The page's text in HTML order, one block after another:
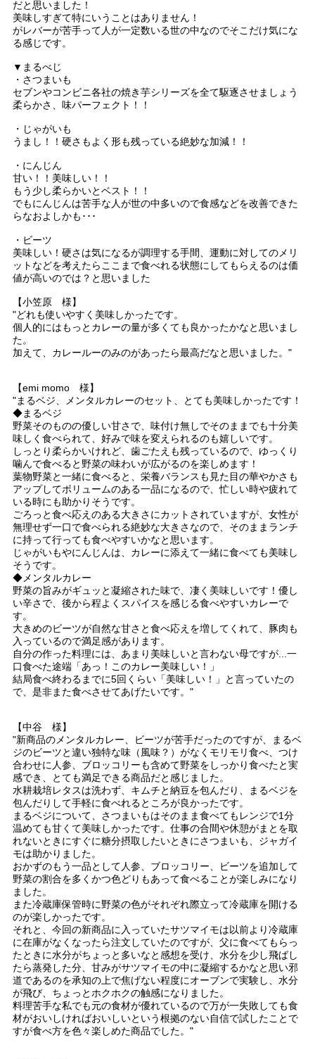
だと思いました！
美味しすぎて特にいうことはありません！
がレバーが苦手って人が一定数いる世の中なのでそこだけ気にな
る感じです。
▼まるべじ
・さつまいも
セブンやコンビニ各社の焼き芋シリーズを全て駆逐させましょう
柔らかさ、味パーフェクト！！
・じゃがいも
うまし！！硬さもよく形も残っている絶妙な加減！！
・にんじん
甘い！！美味しい！！
もう少し柔らかいとベスト！！
でもにんじんは苦手な人が世の中多いので食感などを改善できた
らなおよしかも･･･
・ビーツ
美味しい！硬さは気になるが調理する手間、運動に対してのメリ
ットなどを考えたらここまで食べれる状態にしてもらえるのは価
値が高いのでは？と思いました
【小笠原 様】
"どれも使いやすく美味しかったです。
個人的にはもっとカレーの量が多くても良かったかなと思いまし
た。
加えて、カレールーのみのがあったら最高だなと思いました。"
【emi momo 様】
"まるベジ、メンタルカレーのセット、とても美味しかったです！
◆まるベジ
野菜そのものの優しい甘さで、味付け無しでそのままでも十分美
味しく食べられて、好みで味を変えられるのも嬉しいです。
しっとり柔らかいけれど、歯ごたえも残っているので、ゆっくり
噛んで食べると野菜の味わいが広がるのを楽しめます！
葉物野菜と一緒に食べると、栄養バランスも見た目の華やかさも
アップしてボリュームのある一品になるので、忙しい時や疲れて
いる時にも助かりそうです。
ごろっと食べ応えのある大きさにカットされていますが、女性が
無理せず一口で食べられる絶妙な大きさなので、そのままランチ
に持って行っても食べやすいかなと思います。
じゃがいもやにんじんは、カレーに添えて一緒に食べても美味し
そうです。
◆メンタルカレー
野菜の旨みがギュッと凝縮された味で、凄く美味しいです！優し
い辛さで、後から程よくスパイスを感じる食べやすいカレーで
す。
大きめのビーツが自然な甘さと食べ応えを増してくれて、豚肉も
入っているので満足感があります。
自分の作った料理には、あまり美味しいと言わない母ですが...一
口食べた途端「あっ！このカレー美味しい！」
結局食べ終わるまでに5回くらい「美味しい！」と言っていたの
で、是非また食べさせてあげたいです。"
【中谷 様】
"新商品のメンタルカレー、ビーツが苦手だったのですが、まるベ
ジのビーツと違い独特な味（風味？）がなくモリモリ食べ、つけ
合わせに人参、ブロッコリーも含めて野菜をしっかり食べたと実
感でき、とても満足できる商品だと感じました。
水耕栽培レタスは洗わず、キムチと納豆を包んだり、まるベジを
包んだりして手軽に食べれるところが良かったです。
まるベジについて、さつまいもはそのまま食べてもレンジで1分
温めても甘くて美味しかったです。仕事の合間や休憩がまとを取
れないときにすぐに糖分摂取したいときにさつまいも、ジャガイ
モは助かりました。
おかずのもう一品として人参、ブロッコリー、ビーツを追加して
野菜の割合を多くかつ色どりもあって食べることが楽しみになり
ました。
また冷蔵庫保管時に野菜の色がそれぞれ際立って冷蔵庫を開ける
のが楽しかったです。
それと、今回の新商品に入っていたサツマイモは以前より冷蔵庫
に在庫がなくなったら注文していたのですが、父に食べてもらっ
たときに水分がちょっと多いなと感想を受け、水分を少し飛ばし
たら蒸発した分、甘みがサツマイモの中に凝縮するかなと思い邪
道であるのを承知の上で焦げない程度にオーブンで実験し、水分
が飛び、ちょっとホクホクの触感になりました。
料理苦手な私でも元の食材が優れているので万が一失敗しても食
材がおいしければおいしいという根拠のない自信で試したことで
すが食べ方を色々楽しめた商品でした。"